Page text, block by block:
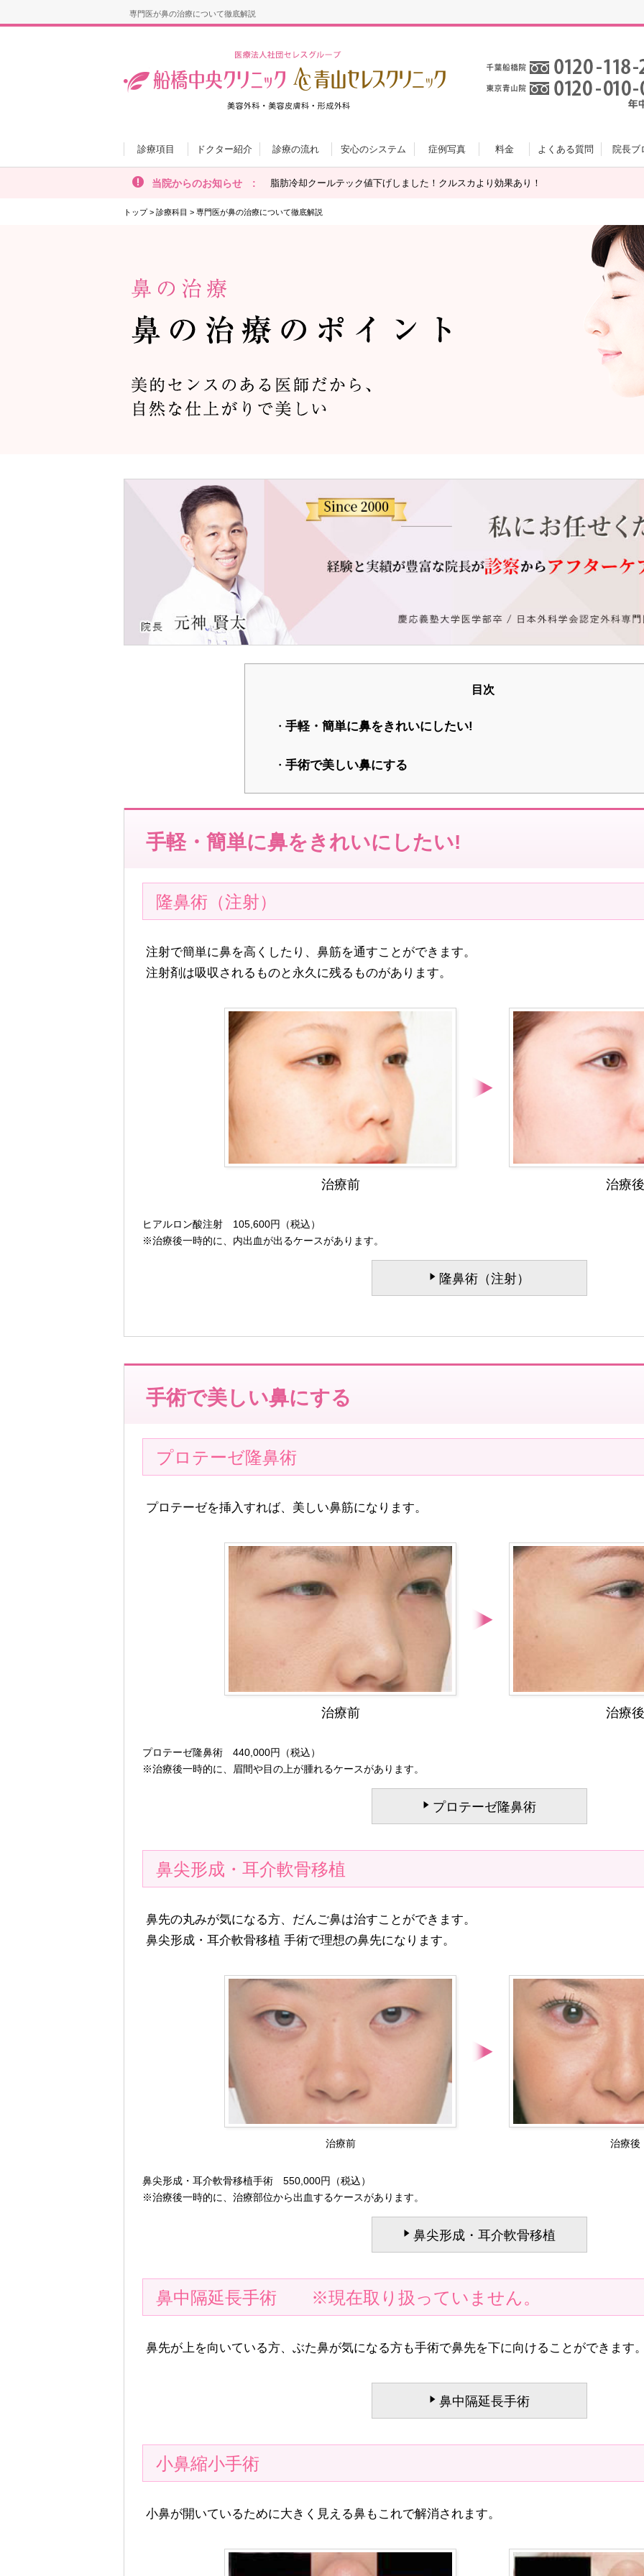
専門医が鼻の治療について徹底解説
診療項目 ドクター紹介 診療の流れ 安心のシステム 症例写真 料金 よくある質問 院長ブ
当院からのお知らせ : 脂肪冷却クールテック値下げしました！クルスカより効果あり！
トップ > 診療科目 > 専門医が鼻の治療について徹底解説
目次
手軽・簡単に鼻をきれいにしたい!
手術で美しい鼻にする
手軽・簡単に鼻をきれいにしたい!
隆鼻術（注射）
注射で簡単に鼻を高くしたり、鼻筋を通すことができます。
注射剤は吸収されるものと永久に残るものがあります。
治療前 治療後
ヒアルロン酸注射 105,600円（税込）
※治療後一時的に、内出血が出るケースがあります。
隆鼻術（注射）
手術で美しい鼻にする
プロテーゼ隆鼻術
プロテーゼを挿入すれば、美しい鼻筋になります。
治療前 治療後
プロテーゼ隆鼻術 440,000円（税込）
※治療後一時的に、眉間や目の上が腫れるケースがあります。
プロテーゼ隆鼻術
鼻尖形成・耳介軟骨移植
鼻先の丸みが気になる方、だんご鼻は治すことができます。
鼻尖形成・耳介軟骨移植 手術で理想の鼻先になります。
治療前 治療後
鼻尖形成・耳介軟骨移植手術 550,000円（税込）
※治療後一時的に、治療部位から出血するケースがあります。
鼻尖形成・耳介軟骨移植
鼻中隔延長手術 ※現在取り扱っていません。
鼻先が上を向いている方、ぶた鼻が気になる方も手術で鼻先を下に向けることができます
鼻中隔延長手術
小鼻縮小手術
小鼻が開いているために大きく見える鼻もこれで解消されます。